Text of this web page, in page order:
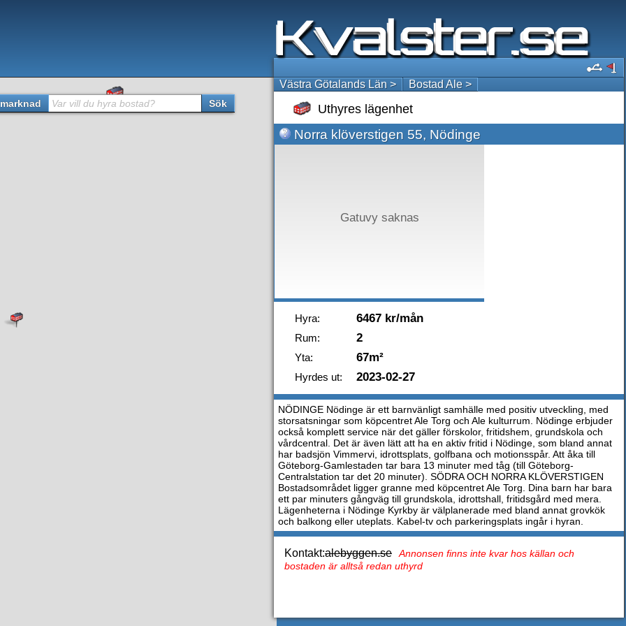
Västra Götalands Län > Bostad Ale >
Uthyres lägenhet
Norra klöverstigen 55, Nödinge
Gatuvy saknas
Hyra: 6467 kr/mån
Rum: 2
Yta: 67m²
Hyrdes ut: 2023-02-27
NÖDINGE Nödinge är ett barnvänligt samhälle med positiv utveckling, med
storsatsningar som köpcentret Ale Torg och Ale kulturrum. Nödinge erbjuder
också komplett service när det gäller förskolor, fritidshem, grundskola och
vårdcentral. Det är även lätt att ha en aktiv fritid i Nödinge, som bland annat
har badsjön Vimmervi, idrottsplats, golfbana och motionsspår. Att åka till
Göteborg-Gamlestaden tar bara 13 minuter med tåg (till Göteborg-
Centralstation tar det 20 minuter). SÖDRA OCH NORRA KLÖVERSTIGEN
Bostadsområdet ligger granne med köpcentret Ale Torg. Dina barn har bara
ett par minuters gångväg till grundskola, idrottshall, fritidsgård med mera.
Lägenheterna i Nödinge Kyrkby är välplanerade med bland annat grovkök
och balkong eller uteplats. Kabel-tv och parkeringsplats ingår i hyran.
Kontakt:alebyggen.se
Annonsen finns inte kvar hos källan och
bostaden är alltså redan uthyrd
Var vill du hyra bostad? Sök